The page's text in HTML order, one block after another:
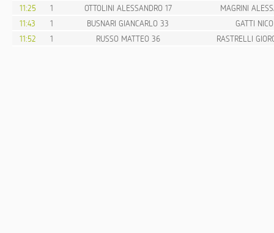
11:25
1 OTTOLINI ALESSANDRO 17
MAGRINI
11:43
1 BUSNARI GIANCARLO 33
GATTI
11:52
1 RUSSO MATTEO 36 RASTRELLI